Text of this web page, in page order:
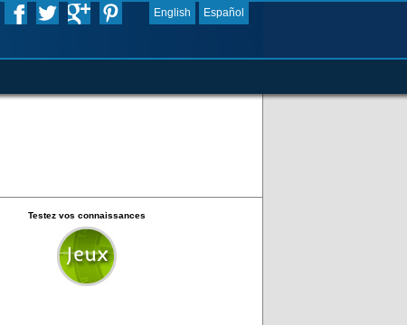
English Español
Testez vos connaissances